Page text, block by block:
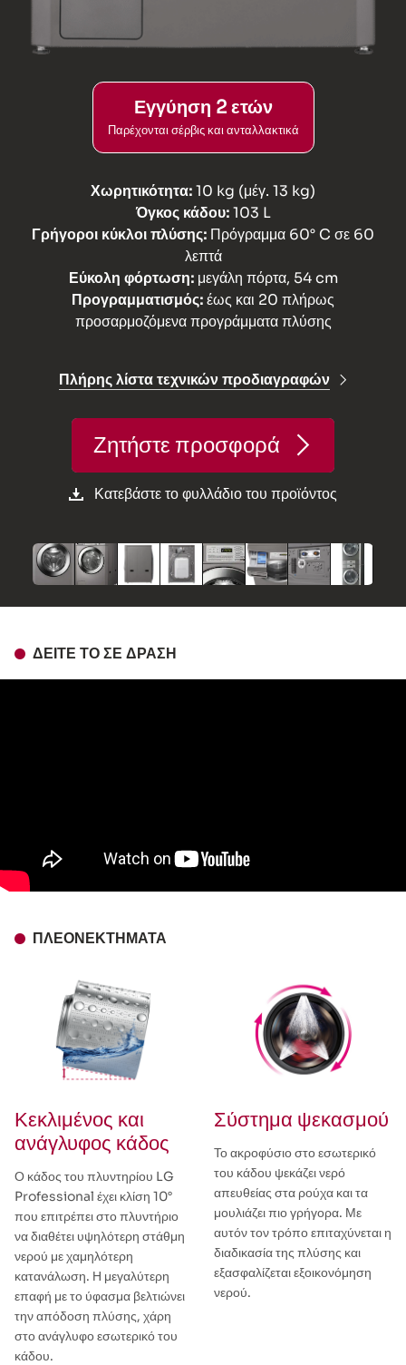
Εγγύηση 2 ετών
Παρέχονται σέρβις και ανταλλακτικά
Χωρητικότητα:10 kg (μέγ. 13 kg)
Όγκος κάδου:103 L
Γρήγοροι κύκλοι πλύσης: Πρόγραμμα 60° C σε 60
λεπτά
Εύκολη φόρτωση:μεγάλη πόρτα, 54 cm
Προγραμματισμός:έως και 20 πλήρως
προσαρμοζόμενα προγράμματα πλύσης
Πλήρης λίστα τεχνικών προδιαγραφών
Ζητήστε προσφορά
Κατεβάστε το φυλλάδιο του προϊόντος
ΔΕΊΤΕ ΤΟ ΣΕ ΔΡΆΣΗ
ΠΛΕΟΝΕΚΤΉΜΑΤΑ
Κεκλιμένος και
ανάγλυφος κάδος
Ο κάδος του πλυντηρίου LG
Professional έχει κλίση 10°
που επιτρέπει στο πλυντήριο
να διαθέτει υψηλότερη στάθμη
νερού με χαμηλότερη
κατανάλωση. Η μεγαλύτερη
επαφή με το ύφασμα βελτιώνει
την απόδοση πλύσης, χάρη
στο ανάγλυφο εσωτερικό του
κάδου.
Σύστημα ψεκασμού
Το ακροφύσιο στο εσωτερικό
του κάδου ψεκάζει νερό
απευθείας στα ρούχα και τα
μουλιάζει πιο γρήγορα. Με
αυτόν τον τρόπο επιταχύνεται η
διαδικασία της πλύσης και
εξασφαλίζεται εξοικονόμηση
νερού.